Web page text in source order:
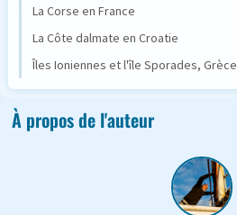
La Corse en France
La Côte dalmate en Croatie
Îles Ioniennes et l'île Sporades, Grèce
À propos de l'auteur